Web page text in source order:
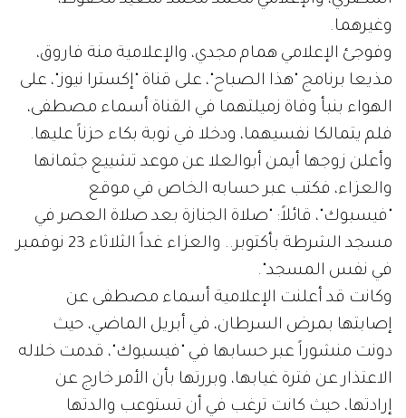
وغيرهما.
وفوجئ الإعلامي همام مجدي، والإعلامية منة فاروق،
مذيعا برنامج "هذا الصباح"، على قناة "إكسترا نيوز"، على
الهواء بنبأ وفاة زميلتهما في القناة أسماء مصطفى،
فلم يتمالكا نفسيهما، ودخلا في نوبة بكاء حزناً عليها.
وأعلن زوجها أيمن أبوالعلا عن موعد تشييع جثمانها
والعزاء، فكتب عبر حسابه الخاص في موقع
"فيسبوك"، قائلاً: "صلاة الجنازة بعد صلاة العصر في
مسجد الشرطة بأكتوبر.. والعزاء غداً الثلاثاء 23 نوفمبر
في نفس المسجد".
وكانت قد أعلنت الإعلامية أسماء مصطفى عن
إصابتها بمرض السرطان، في أبريل الماضي، حيث
دونت منشوراً عبر حسابها في "فيسبوك"، قدمت خلاله
الاعتذار عن فترة غيابها، وبررتها بأن الأمر خارج عن
إرادتها، حيث كانت ترغب في أن تستوعب والدتها